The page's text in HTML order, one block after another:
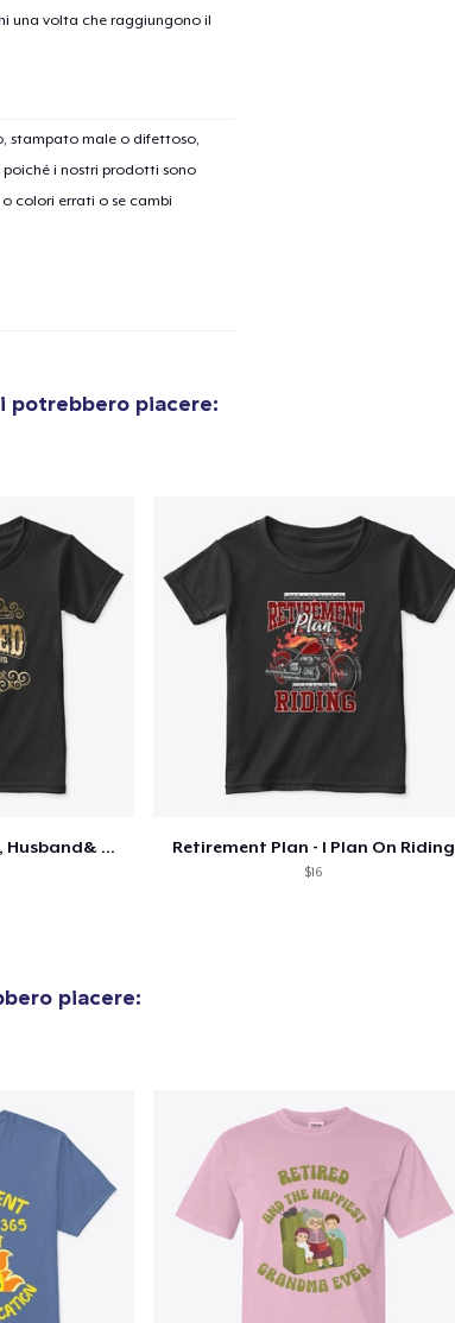
una volta che raggiungono il
stampato male o difettoso,
i nostri prodotti sono
colori errati o se cambi
potrebbero piacere:
Retired - Gift For Men, Husband& Grandpa Retirement Plan - I Plan On Riding
$16
piacere:
al carrello
Pagina di
Pullover Hoodie
Hoodie